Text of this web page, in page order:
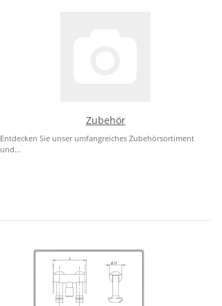
Zubehör
Entdecken Sie unser umfangreiches Zubehörsortiment
und...